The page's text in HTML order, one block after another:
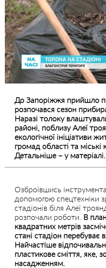
До Запоріжжя прийшло
розпочався сезон
Наразі толоку
районі, поблизу Алеї
екологічної ініціативи
громад області та
Детальніше – у матеріалі.
Озброївшись
допомогою спецтехніки
стадіонів біля Алеї
розпочали роботи. В
квадратних метрів
стані стадіон перебуває
Найчастіше
пластикове сміття, яке,
насадженням.